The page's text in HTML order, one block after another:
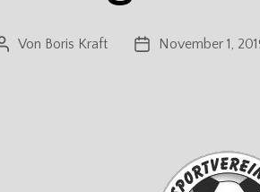
Beitragsautor
Von Boris Kraft November 1,